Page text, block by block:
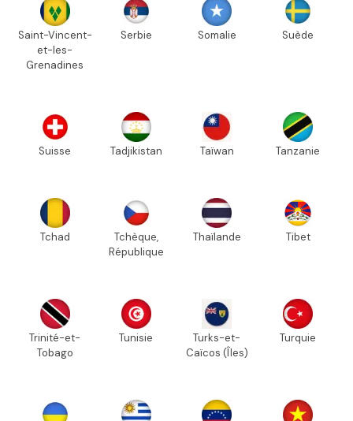
Saint-Vincent-
et-les-
Grenadines
Serbie Somalie Suède
Suisse Tadjikistan Taïwan Tanzanie
Tchad
Tchèque,
République
Thaïlande Tibet
Trinité-et-
Tobago
Tunisie
Turks-et-
Caïcos (Îles)
Turquie